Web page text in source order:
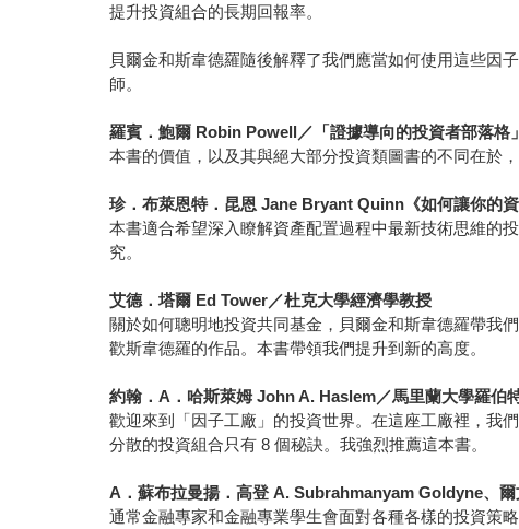
提升投資組合的長期回報率。
貝爾金和斯韋德羅隨後解釋了我們應當如何使用這些因
師。
羅賓．鮑爾 Robin Powell／「證據導向的投資者部落格
本書的價值，以及其與絕大部分投資類圖書的不同在於
珍．布萊恩特．昆恩 Jane Bryant Quinn《如何讓你的
本書適合希望深入瞭解資產配置過程中最新技術思維的
究。
艾德．塔爾 Ed Tower／杜克大學經濟學教授
關於如何聰明地投資共同基金，貝爾金和斯韋德羅帶我
歡斯韋德羅的作品。本書帶領我們提升到新的高度。
約翰．A．哈斯萊姆 John A. Haslem／馬里蘭大學羅伯
歡迎來到「因子工廠」的投資世界。在這座工廠裡，我
分散的投資組合只有 8 個秘訣。我強烈推薦這本書。
A．蘇布拉曼揚．高登 A. Subrahmanyam Goldyne、
通常金融專家和金融專業學生會面對各種各樣的投資策